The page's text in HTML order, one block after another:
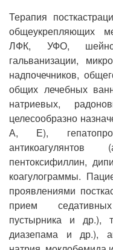
Терапия
общеукрепляющих
ЛФК, УФО, шейно-
гальванизации,
надпочечников,
общих лечебных
натриевых,
целесообразно
А, Е),
антикоагулянтов
пентоксифиллин,
коагулограммы.
проявлениями
прием
пустырника и др.),
диазепама и др.),